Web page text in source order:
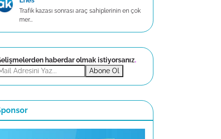
Trafik kazası sonrası araç sahiplerinin en çok
mer...
haberdar olmak istiyorsanız.
Abone Ol